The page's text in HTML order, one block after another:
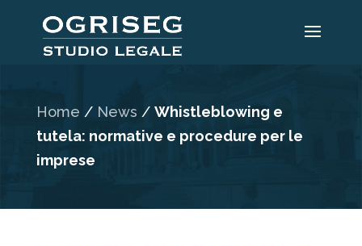
Home / News / Whistleblowing e
tutela: normative e procedure per le
imprese